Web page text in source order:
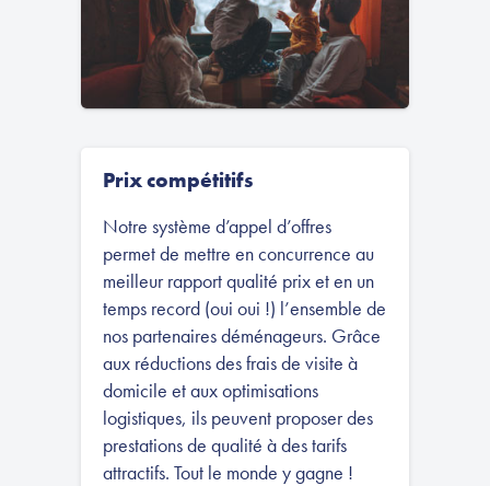
Prix compétitifs
Notre système d’appel d’offres
permet de mettre en concurrence au
meilleur rapport qualité prix et en un
temps record (oui oui !) l’ensemble de
nos partenaires déménageurs. Grâce
aux réductions des frais de visite à
domicile et aux optimisations
logistiques, ils peuvent proposer des
prestations de qualité à des tarifs
attractifs. Tout le monde y gagne !